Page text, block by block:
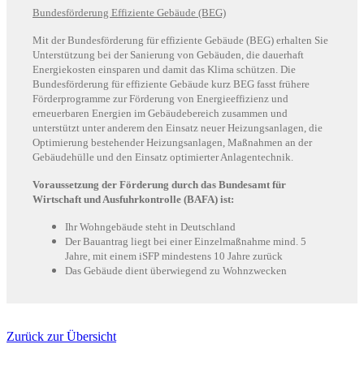
Bundesförderung Effiziente Gebäude (BEG)
Mit der Bundesförderung für effiziente Gebäude (BEG) erhalten Sie
Unterstützung bei der Sanierung von Gebäuden, die dauerhaft
Energiekosten einsparen und damit das Klima schützen. Die
Bundesförderung für effiziente Gebäude kurz BEG fasst frühere
Förderprogramme zur Förderung von Energieeffizienz und
erneuerbaren Energien im Gebäudebereich zusammen und
unterstützt unter anderem den Einsatz neuer Heizungsanlagen, die
Optimierung bestehender Heizungsanlagen, Maßnahmen an der
Gebäudehülle und den Einsatz optimierter Anlagentechnik.
Voraussetzung der Förderung durch das Bundesamt für
Wirtschaft und Ausfuhrkontrolle (BAFA) ist:
Ihr Wohngebäude steht in Deutschland
Der Bauantrag liegt bei einer Einzelmaßnahme mind. 5
Jahre, mit einem iSFP mindestens 10 Jahre zurück
Das Gebäude dient überwiegend zu Wohnzwecken
Zurück zur Übersicht